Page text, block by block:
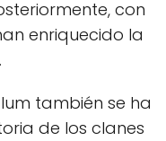
con
enriquecido la
también se ha
de los clanes